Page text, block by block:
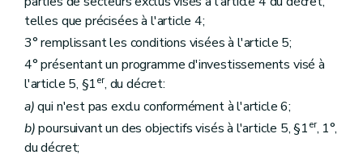
telles que précisées à l'article 4;
3° remplissant les conditions visées à l'article 5;
4° présentant un programme d'investissements visé à
l'article 5, §1er, du décret:
a)qui n'est pas exclu conformément à l'article 6;
b)poursuivant un des objectifs visés à l'article 5, §1er, 1°,
du décret;